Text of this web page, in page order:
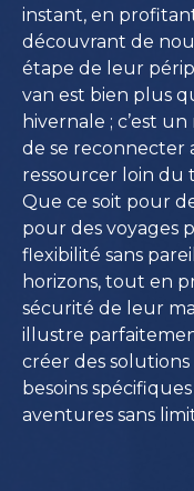
instant, en
découvrant de
étape de leur
van est bien plus
hivernale ; c’est
de se reconnecter
ressourcer loin du
Que ce soit pour
pour des voyages
flexibilité sans
horizons, tout en
sécurité de leur
illustre
créer des
besoins
aventures sans